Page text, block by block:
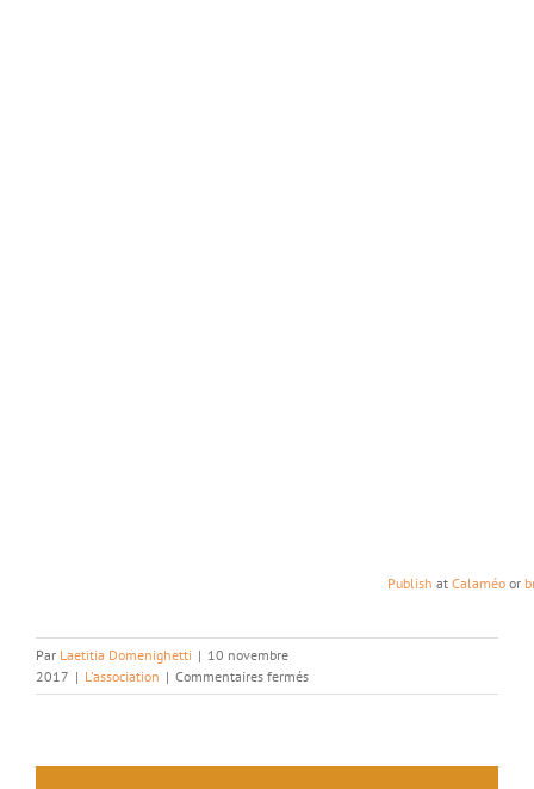
Publish atCalaméo or
Par Laetitia Domenighetti | 10 novembre
2017 | L'association | Commentaires ferméssur
Liste